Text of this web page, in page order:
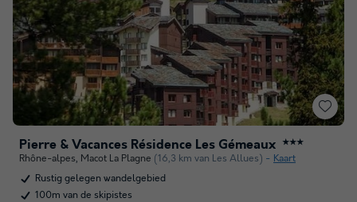
Pierre & Vacances Résidence Les Gémeaux ★★★
Rhône-alpes, Macot La Plagne (16,3 km van Les Allues)
Kaart
Rustig gelegen wandelgebied
100m van de skipistes